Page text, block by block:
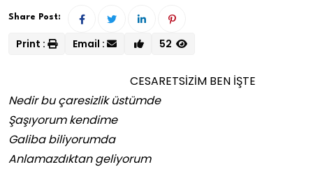
Share Post:
Print : Email : 52
CESARETSİZİM BEN İŞTE
Nedir bu çaresizlik üstümde
Şaşıyorum kendime
Galiba biliyorumda
Anlamazdıktan geliyorum